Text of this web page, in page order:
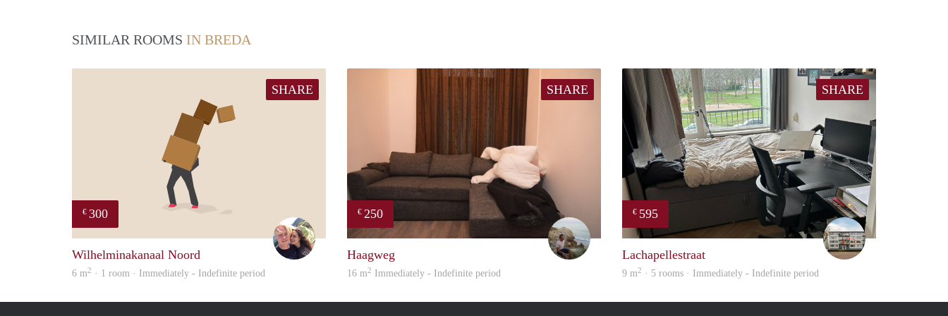
SIMILAR ROOMS IN BREDA
SHARE
€ 300
Wilhelminakanaal Noord
6 m2 · 1 room · Immediately - Indefinite period
SHARE
€ 250
Haagweg
16 m2 Immediately - Indefinite period
SHARE
€ 595
Erik En Susan
Lachapellestraat
9 m2 · 5 rooms · Immediately - Indefinite period